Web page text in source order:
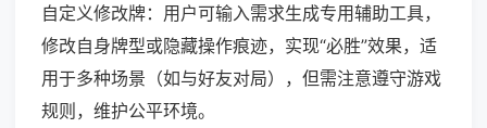
自定义修改牌：用户可输入需求生成专用辅助工具，
修改自身牌型或隐藏操作痕迹，实现“必胜”效果，适
用于多种场景（如与好友对局），但需注意遵守游戏
规则，维护公平环境。